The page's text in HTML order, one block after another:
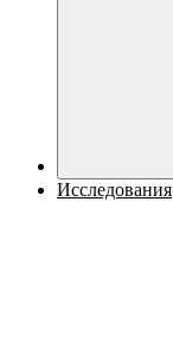
Исследования